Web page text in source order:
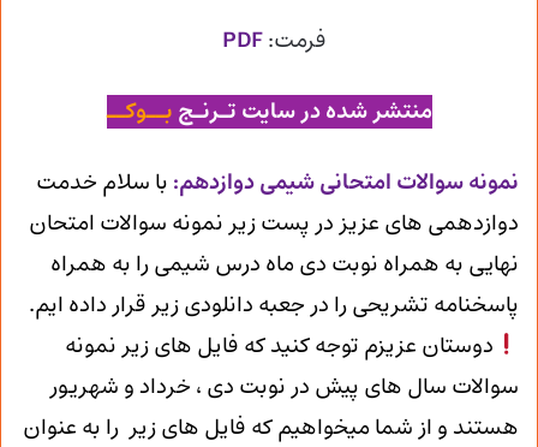
فرمت:PDF
منتشر شده در سایت تـرنـج بــوکــ
نمونه سوالات امتحانی شیمی دوازدهم: با سلام خدمت
دوازدهمی های عزیز در پست زیر نمونه سوالات امتحان
نهایی به همراه نوبت دی ماه درس شیمی را به همراه
پاسخنامه تشریحی را در جعبه دانلودی زیر قرار داده ایم.
دوستان عزیزم توجه کنید که فایل های زیر نمونه
سوالات سال های پیش در نوبت دی ، خرداد و شهریور
هستند و از شما میخواهیم که فایل های زیر را به عنوان